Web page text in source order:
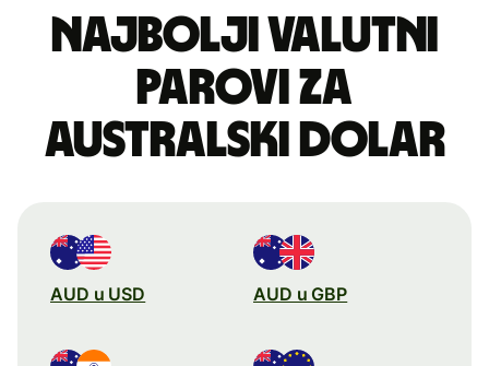
Najbolji valutni
parovi za
australski dolar
AUD u USD AUD u GBP